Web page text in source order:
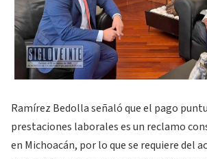
Ramírez Bedolla señaló que el pago
prestaciones laborales es un reclamo
en Michoacán, por lo que se requiere del